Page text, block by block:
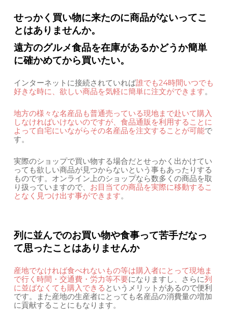
せっかく買い物に来たのに商品がないってこ
とはありませんか。
遠方のグルメ食品を在庫があるかどうか簡単
に確かめてから買いたい。
インターネットに接続されていれば誰でも24時間いつでも
好きな時に、欲しい商品を気軽に簡単に注文ができます。
地方の様々な名産品も普通売っている現地まで赴いて購入
しなければいけないのですが、食品通販を利用することに
よって自宅にいながらその名産品を注文することが可能で
す。
実際のショップで買い物する場合だとせっかく出かけてい
っても欲しい商品が見つからないという事もあったりする
ものです。オンライン上のショップなら数多くの商品を取
り扱っていますので、 お目当ての商品を実際に移動するこ
となく見つけ出す事ができます。
列に並んでのお買い物や食事って苦手だなっ
て思ったことはありませんか
産地でなければ食べれないもの等は購入者にとって現地ま
で行く時間・交通費・労力等不要になりますし、さらに列
に並ばなくても購入できる というメリットがあるので便利
です。また産地の生産者にとっても名産品の消費量の増加
に貢献することにもなります。